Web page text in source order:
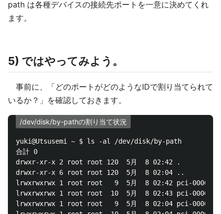
path は各種デバイスの接続先ポートを一意に決めてくれ
ます。
5) ではやってみよう。
事前に、「どのポートがどのようなIDで割り当てられて
いるか？」を確認しておきます。
/dev/disk/by-pathの割り当て状況
yuki@Utsusemi ~ $ ls -al /dev/disk/by-path
合計 0
drwxr-xr-x 2 root root 120  5月  8 02:42 .
drwxr-xr-x 6 root root 120  5月  8 02:04 ..
lrwxrwxrwx 1 root root   9  5月  8 02:42 pci-
lrwxrwxrwx 1 root root  10  5月  8 02:43 pci-
lrwxrwxrwx 1 root root   9  5月  8 02:04 pci-